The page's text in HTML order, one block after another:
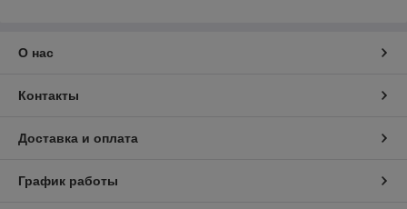
О нас
Контакты
Доставка и оплата
График работы